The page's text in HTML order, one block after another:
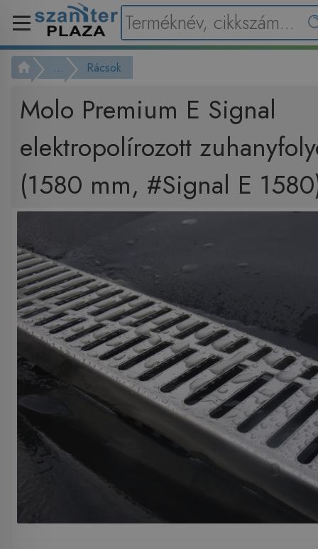
... Rácsok
Molo Premium E Signal
elektropolírozott
(1580 mm, #Signal E